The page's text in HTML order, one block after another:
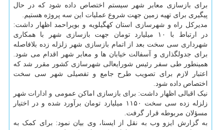
برای بازسازی معابر شهر سیستم اختصاص داده شود که در حال
پیگیری برای تهیه زمین جهت شروع عملیات این سه پروژه هستیم.
مدیرکل راه و شهرسازی استان کهگیلویه و بویراحمد اظهار داشت:
در ارتباط با ۱۰ میلیارد تومان جهت بازسازی شهر با همکاری
شهرداری سی سخت بعد از اتمام بازسازی شهر زلزله زده بلافاصله
برای جدولگذاری و آسفالت خیابان ها و معابر شهر اقدام می شود.
همینطور طی سفر رئیس شورایعالی شهرسازی کشور مقرر شد که
اعتبار لازم برای تصویب طرح جامع و تفصیلی شهر سی سخت
اختصاص داده شود.
نیک اقبالی اظهار داشت: برای بازسازی اماکن عمومی و ادارات شهر
زلزله زده سی سخت ۱۱۵۰ میلیارد تومان برآورد شده و در اختیار
مسؤلان مربوطه قرار گرفت.
به گزارش ایزو وب به نقل از ایسنا، وی بیان نمود: برای کمک به